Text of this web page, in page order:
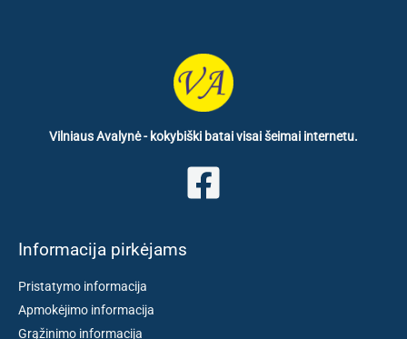
Vilniaus Avalynė - kokybiški batai visai šeimai internetu.
Informacija pirkėjams
Pristatymo informacija
Apmokėjimo informacija
Grąžinimo informacija